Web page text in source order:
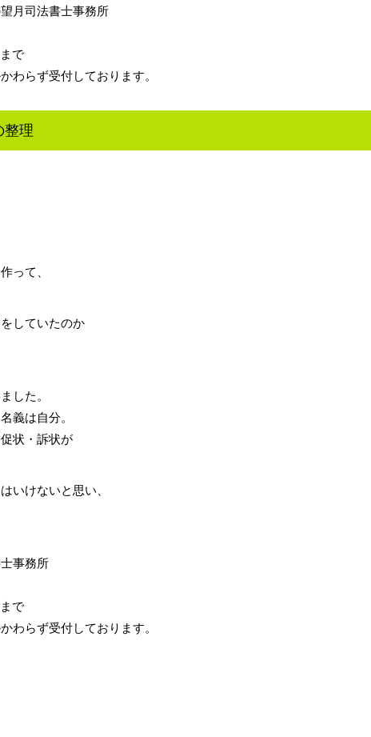
月司法書士事務所
まで
わらず受付しております。
整理
って、
していたのか
した。
義は自分。
状・訴状が
いけないと思い、
事務所
まで
わらず受付しております。